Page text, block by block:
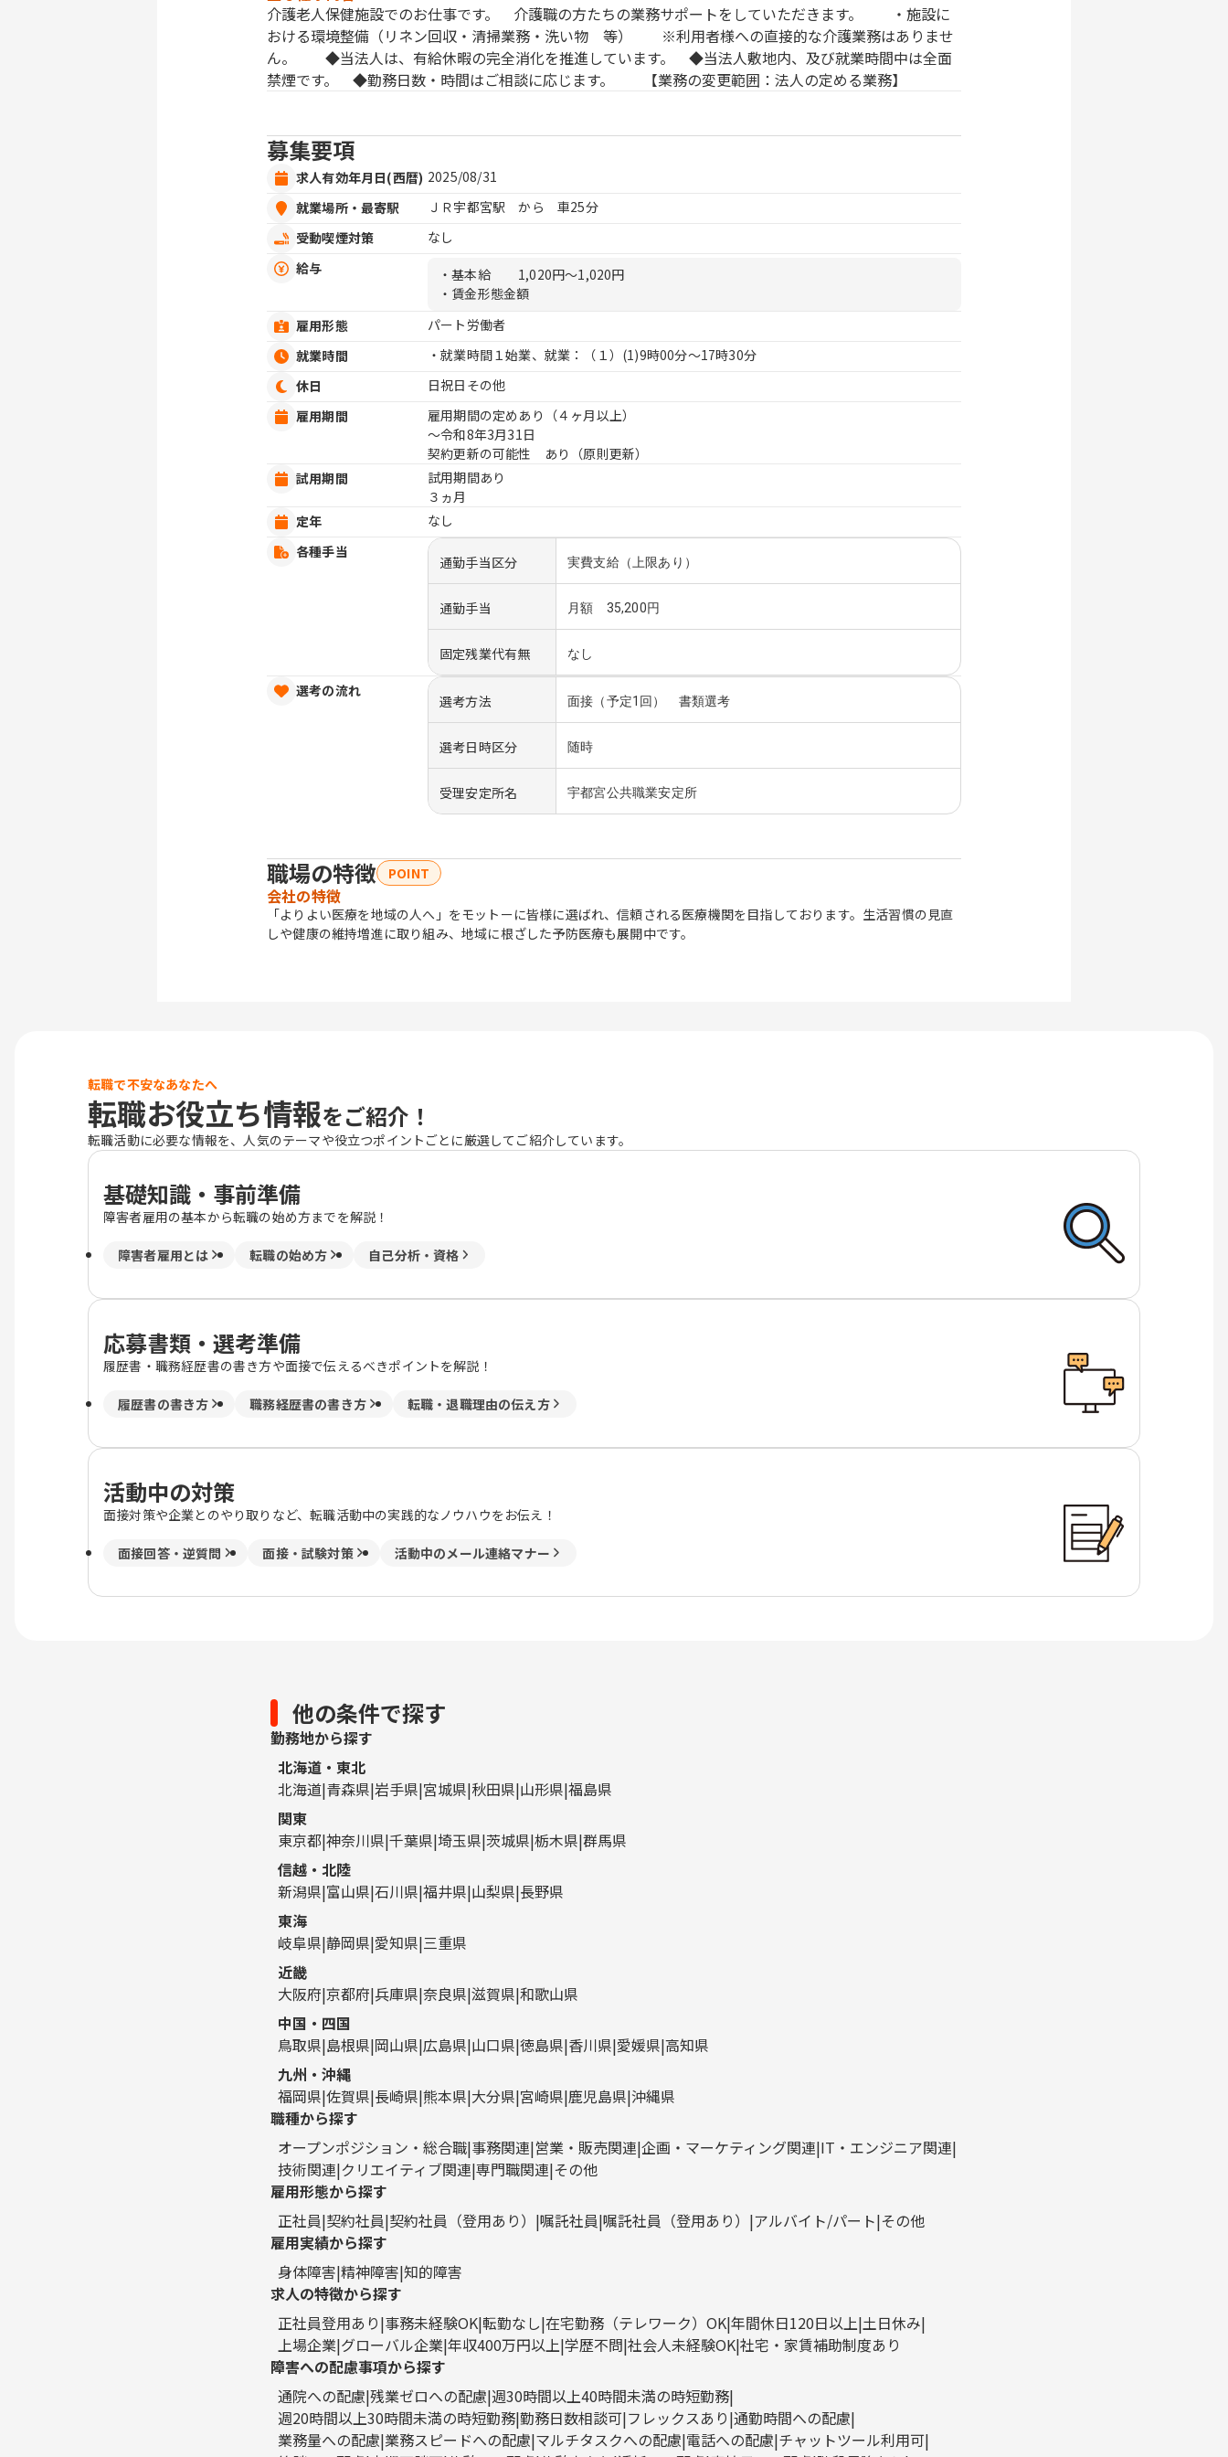
介護老人保健施設でのお仕事です。 介護職の方たちの業務サポートをしていただきます。 ・施設に
おける環境整備（リネン回収・清掃業務・洗い物 等） ※利用者様への直接的な介護業務はありませ
ん。 ◆当法人は、有給休暇の完全消化を推進しています。 ◆当法人敷地内、及び就業時間中は全面
禁煙です。 ◆勤務日数・時間はご相談に応じます。 【業務の変更範囲：法人の定める業務】
募集要項
求人有効年月日(西暦) 2025/08/31
就業場所・最寄駅
ＪＲ宇都宮駅 から 車25分
受動喫煙対策
なし
給与
・基本給
1,020円〜1,020円
・賃金形態金額
雇用形態
パート労働者
就業時間
・就業時間１始業、就業：（１） (1)9時00分〜17時30分
休日
日祝日その他
雇用期間
雇用期間の定めあり（４ヶ月以上）
〜令和8年3月31日
契約更新の可能性 あり（原則更新）
試用期間
試用期間あり
３ヵ月
定年
なし
各種手当
通勤手当区分 実費支給（上限あり）
通勤手当 月額 35,200円
固定残業代有無 なし
選考の流れ
選考方法 面接（予定1回） 書類選考
選考日時区分 随時
受理安定所名 宇都宮公共職業安定所
職場の特徴 POINT
会社の特徴
「よりよい医療を地域の人へ」をモットーに皆様に選ばれ、信頼される医療機関を目指しております。生活習慣の見直
しや健康の維持増進に取り組み、地域に根ざした予防医療も展開中です。
転職で不安なあなたへ
転職お役立ち情報をご紹介！
転職活動に必要な情報を、人気のテーマや役立つポイントごとに厳選してご紹介しています。
基礎知識・事前準備
障害者雇用の基本から転職の始め方までを解説！
障害者雇用とは 転職の始め方 自己分析・資格
応募書類・選考準備
履歴書・職務経歴書の書き方や面接で伝えるべきポイントを解説！
履歴書の書き方 職務経歴書の書き方 転職・退職理由の伝え方
活動中の対策
面接対策や企業とのやり取りなど、転職活動中の実践的なノウハウをお伝え！
面接回答・逆質問 面接・試験対策 活動中のメール連絡マナー
他の条件で探す
勤務地から探す
北海道・東北
北海道 青森県 岩手県 宮城県 秋田県 山形県 福島県
関東
東京都 神奈川県 千葉県 埼玉県 茨城県 栃木県 群馬県
信越・北陸
新潟県 富山県 石川県 福井県 山梨県 長野県
東海
岐阜県 静岡県 愛知県 三重県
近畿
大阪府 京都府 兵庫県 奈良県 滋賀県 和歌山県
中国・四国
鳥取県 島根県 岡山県 広島県 山口県 徳島県 香川県 愛媛県 高知県
九州・沖縄
福岡県 佐賀県 長崎県 熊本県 大分県 宮崎県 鹿児島県 沖縄県
職種から探す
オープンポジション・総合職 事務関連 営業・販売関連 企画・マーケティング関連 IT・エンジニア関連
技術関連 クリエイティブ関連 専門職関連 その他
雇用形態から探す
正社員 契約社員 契約社員（登用あり） 嘱託社員 嘱託社員（登用あり） アルバイト/パート その他
雇用実績から探す
身体障害 精神障害 知的障害
求人の特徴から探す
正社員登用あり 事務未経験OK 転勤なし 在宅勤務（テレワーク）OK 年間休日120日以上 土日休み
上場企業 グローバル企業 年収400万円以上 学歴不問 社会人未経験OK 社宅・家賃補助制度あり
障害への配慮事項から探す
通院への配慮 残業ゼロへの配慮 週30時間以上40時間未満の時短勤務
週20時間以上30時間未満の時短勤務 勤務日数相談可 フレックスあり 通勤時間への配慮
業務量への配慮 業務スピードへの配慮 マルチタスクへの配慮 電話への配慮 チャットツール利用可